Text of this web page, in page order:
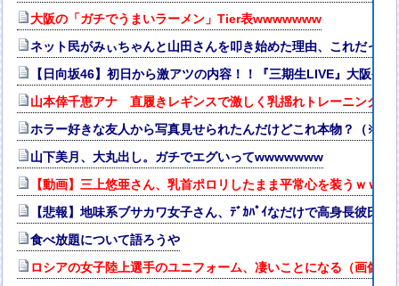
大阪の「ガチでうまいラーメン」Tier表wwwwwww
ネット民がみぃちゃんと山田さんを叩き始めた理由、これだった
【日向坂46】初日から激アツの内容！！『三期生LIVE』大阪公
山本倖千恵アナ 直履きレギンスで激しく乳揺れトレーニング！
ホラー好きな友人から写真見せられたんだけどこれ本物？（※画
山下美月、大丸出し。ガチでエグいってwwwwwww
【動画】三上悠亜さん、乳首ポロリしたまま平常心を装うｗｗｗ
【悲報】地味系ブサカワ女子さん、ﾃﾞｶﾊﾟｲなだけで高身長彼氏
食べ放題について語ろうや
ロシアの女子陸上選手のユニフォーム、凄いことになる（画像・